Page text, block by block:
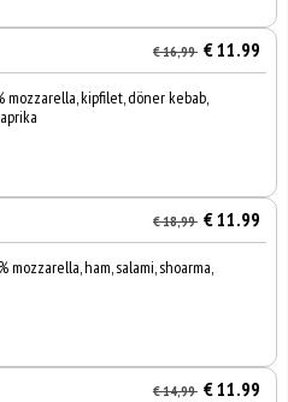
€ 16,99 € 11.99
mozzarella, kipfilet, döner kebab,
€ 18,99 € 11.99
ham, salami, shoarma,
€ 14,99 € 11.99